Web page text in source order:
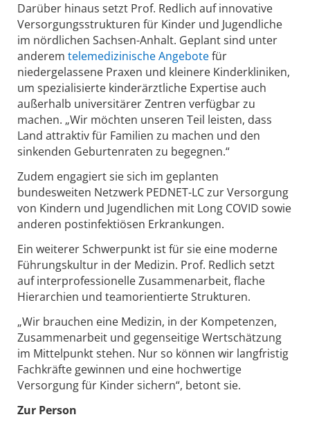
Darüber hinaus setzt Prof. Redlich auf innovative
Versorgungsstrukturen für Kinder und Jugendliche
im nördlichen Sachsen-Anhalt. Geplant sind unter
anderem telemedizinische Angebotefür
niedergelassene Praxen und kleinere Kinderkliniken,
um spezialisierte kinderärztliche Expertise auch
außerhalb universitärer Zentren verfügbar zu
machen. „Wir möchten unseren Teil leisten, dass
Land attraktiv für Familien zu machen und den
sinkenden Geburtenraten zu begegnen.“
Zudem engagiert sie sich im geplanten
bundesweiten Netzwerk PEDNET-LC zur Versorgung
von Kindern und Jugendlichen mit Long COVID sowie
anderen postinfektiösen Erkrankungen.
Ein weiterer Schwerpunkt ist für sie eine moderne
Führungskultur in der Medizin. Prof. Redlich setzt
auf interprofessionelle Zusammenarbeit, flache
Hierarchien und teamorientierte Strukturen.
„Wir brauchen eine Medizin, in der Kompetenzen,
Zusammenarbeit und gegenseitige Wertschätzung
im Mittelpunkt stehen. Nur so können wir langfristig
Fachkräfte gewinnen und eine hochwertige
Versorgung für Kinder sichern“, betont sie.
Zur Person